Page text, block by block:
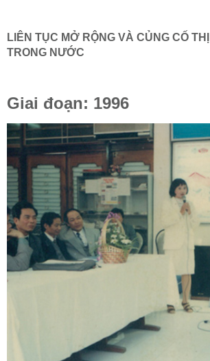
LIÊN TỤC MỞ RỘNG VÀ CỦNG CỐ
TRONG NƯỚC
Giai đoạn: 1996